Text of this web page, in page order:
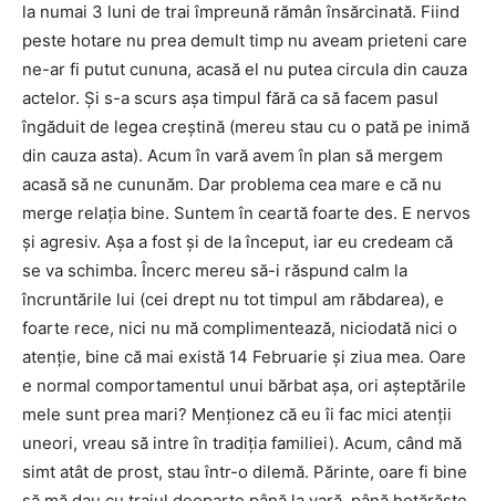
la numai 3 luni de trai împreună rămân însărcinată. Fiind
peste hotare nu prea demult timp nu aveam prieteni care
ne-ar fi putut cununa, acasă el nu putea circula din cauza
actelor. Şi s-a scurs aşa timpul fără ca să facem pasul
îngăduit de legea creştină (mereu stau cu o pată pe inimă
din cauza asta). Acum în vară avem în plan să mergem
acasă să ne cununăm. Dar problema cea mare e că nu
merge relaţia bine. Suntem în ceartă foarte des. E nervos
şi agresiv. Aşa a fost şi de la început, iar eu credeam că
se va schimba. Încerc mereu să-i răspund calm la
încruntările lui (cei drept nu tot timpul am răbdarea), e
foarte rece, nici nu mă complimentează, niciodată nici o
atenţie, bine că mai există 14 Februarie şi ziua mea. Oare
e normal comportamentul unui bărbat aşa, ori aşteptările
mele sunt prea mari? Menţionez că eu îi fac mici atenţii
uneori, vreau să intre în tradiţia familiei). Acum, când mă
simt atât de prost, stau într-o dilemă. Părinte, oare fi bine